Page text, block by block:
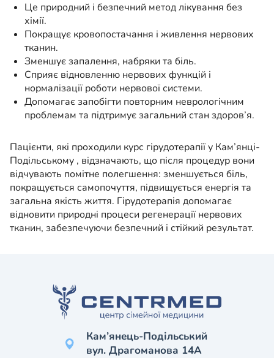
Це природний і безпечний метод лікування без
хімії.
Покращує кровопостачання і живлення нервових
тканин.
Зменшує запалення, набряки та біль.
Сприяє відновленню нервових функцій і
нормалізації роботи нервової системи.
Допомагає запобігти повторним неврологічним
проблемам та підтримує загальний стан здоров’я.
Пацієнти, які проходили курс гірудотерапії у Кам’янці-
Подільському , відзначають, що після процедур вони
відчувають помітне полегшення: зменшується біль,
покращується самопочуття, підвищується енергія та
загальна якість життя. Гірудотерапія допомагає
відновити природні процеси регенерації нервових
тканин, забезпечуючи безпечний і стійкий результат.
Кам’янець-Подільський
вул. Драгоманова 14А